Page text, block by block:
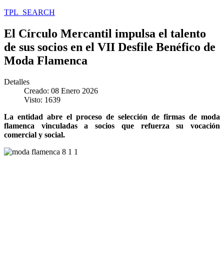
TPL_SEARCH
El Círculo Mercantil impulsa el talento
de sus socios en el VII Desfile Benéfico de
Moda Flamenca
Detalles
Creado: 08 Enero 2026
Visto: 1639
La entidad abre el proceso de selección de firmas de moda
flamenca vinculadas a socios que refuerza su vocación
comercial y social.